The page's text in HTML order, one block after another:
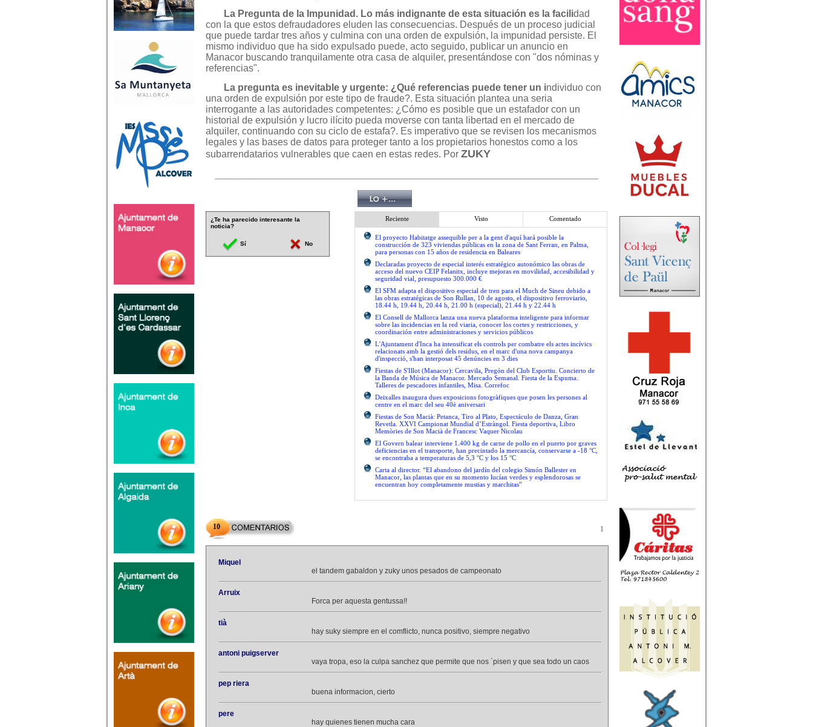
La Pregunta de la Impunidad. Lo más indignante de esta situación es la facilidad
con la que estos defraudadores eluden las consecuencias. Después de un proceso judicial
que puede tardar tres años y culmina con una orden de expulsión, la impunidad persiste. El
mismo individuo que ha sido expulsado puede, acto seguido, publicar un anuncio en
Manacor buscando tranquilamente otra casa de alquiler, presentándose con "dos nóminas y
referencias".
La pregunta es inevitable y urgente: ¿Qué referencias puede tener un individuo con
una orden de expulsión por este tipo de fraude?. Esta situación plantea una seria
interrogante a las autoridades competentes: ¿Cómo es posible que un estafador con un
historial de expulsión y lucro ilícito pueda moverse con tanta libertad en el mercado de
alquiler, continuando con su ciclo de estafa?. Es imperativo que se revisen los mecanismos
legales y las bases de datos para proteger tanto a los propietarios honestos como a los
subarrendatarios vulnerables que caen en estas redes. Por ZUKY
¿Te ha parecido interesante la
noticia?
Sí No
Reciente Visto Comentado
El proyecto Habitatge assequible per a la gent d'aquí hará posible la
construcción de 323 viviendas públicas en la zona de Sant Ferran, en Palma,
para personas con 15 años de residencia en Baleares
Declaradas proyecto de especial interés estratégico autonómico las obras de
acceso del nuevo CEIP Felanitx, incluye mejoras en movilidad, accesibilidad y
seguridad vial, presupuesto 300.000 €
El SFM adapta el dispositivo especial de tren para el Much de Sineu debido a
las obras estratégicas de Son Rullan, 10 de agosto, el dispositivo ferroviario,
18.44 h, 19.44 h, 20.44 h, 21.00 h (especial), 21.44 h y 22.44 h
El Consell de Mallorca lanza una nueva plataforma inteligente para informar
sobre las incidencias en la red viaria, conocer los cortes y restricciones, y
coordinación entre administraciones y servicios públicos
L'Ajuntament d'Inca ha intensificat els controls per combatre els actes incívics
relacionats amb la gestió dels residus, en el marc d'una nova campanya
d'inspecció, s'han interposat 45 denúncies en 3 dies
Fiestas de S'Illot (Manacor): Cercavila, Pregón del Club Esportiu. Concierto de
la Banda de Música de Manacor. Mercado Semanal. Fiesta de la Espuma.
Talleres de pescadores infantiles, Misa. Correfoc
Deixalles inaugura dues exposicions fotogràfiques que posen les persones al
centre en el marc del seu 40è aniversari
Fiestas de Son Macià: Petanca, Tiro al Plato, Espectáculo de Danza, Gran
Revetla. XXVI Campionat Mundial d’Estràngol. Fiesta deportiva, Libro
Memòries de Son Macià de Francesc Vaquer Nicolau
El Govern balear interviene 1.400 kg de carne de pollo en el puerto por graves
deficiencias en el transporte, han precintado la mercancía, conservarse a -18 °C,
se encontraba a temperaturas de 5,3 °C y los 15 °C
Carta al director. “El abandono del jardín del colegio Simón Ballester en
Manacor, las plantas que en su momento lucían verdes y esplendorosas se
encuentran hoy completamente mustias y marchitas”
10 1
Miquel
el tandem gabaldon y zuky unos pesados de campeonato
Arruix
Forca per aquesta gentussa!!
tià
hay suky siempre en el comflicto, nunca positivo, siempre negativo
antoni puigserver
vaya tropa, eso la culpa sanchez que permite que nos `pisen y que sea todo un caos
pep riera
buena informacion, cierto
pere
hay quienes tienen mucha cara